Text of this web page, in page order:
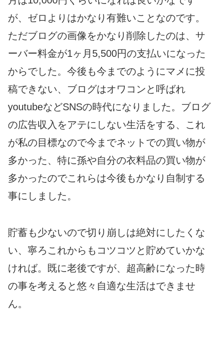
が、ゼロよりはかなり有難いことなのです。
ただブログの画像をかなり削除したのは、サ
ーバー料金が1ヶ月5,500円の支払いになった
からでした。今後も今までのようにマメに投
稿できない、ブログはオワコンと呼ばれ
youtubeなどSNSの時代になりました。ブログ
の広告収入をアテにしない生活をする、これ
が私の目標なので今までネットでの買い物が
多かった、特に孫や自分の衣料品の買い物が
多かったのでこれらは今後もかなり自制する
事にしました。
貯蓄も少ないので切り崩しは絶対にしたくな
い、寧ろこれからもコツコツと貯めていかな
ければ。既に老後ですが、超高齢になった時
の事を考えると悠々自適な生活はできませ
ん。